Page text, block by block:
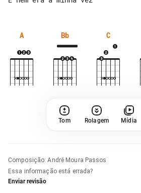
A Bb C
Tom Rolagem Mídia
Composição:André Moura Passos
Essa informação está errada?
Enviar revisão